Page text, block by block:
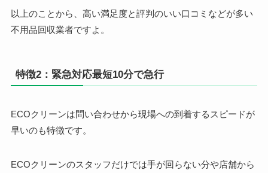
以上のことから、高い満足度と評判のいい口コミなどが多い
不用品回収業者ですよ。
特徴2：緊急対応最短10分で急行
ECOクリーンは問い合わせから現場への到着するスピードが
早いのも特徴です。
ECOクリーンのスタッフだけでは手が回らない分や店舗から